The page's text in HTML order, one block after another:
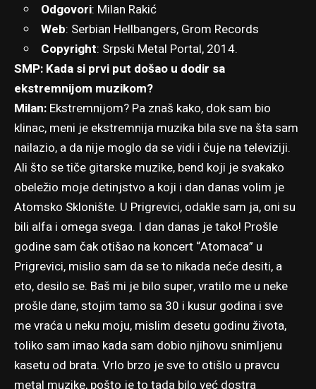
Odgovori: Milan Rakić
Web: Serbian Hellbangers, Grom Records
Copyright: Srpski Metal Portal, 2014.
SMP: Kada si prvi put došao u dodir sa
ekstremnijom muzikom?
Milan: Ekstremnijom? Pa znaš kako, dok sam bio
klinac, meni je ekstremnija muzika bila sve na šta sam
nailazio, a da nije moglo da se vidi i čuje na televiziji.
Ali što se tiče gitarske muzike, bend koji je svakako
obeležio moje detinjstvo a koji i dan danas volim je
Atomsko Sklonište. U Prigrevici, odakle sam ja, oni su
bili alfa i omega svega. I dan danas je tako! Prošle
godine sam čak otišao na koncert “Atomaca” u
Prigrevici, mislio sam da se to nikada neće desiti, a
eto, desilo se. Baš mi je bilo super, vratilo me u neke
prošle dane, stojim tamo sa 30 i kusur godina i sve
me vraća u neku moju, mislim desetu godinu života,
toliko sam imao kada sam dobio njihovu snimljenu
kasetu od brata. Vrlo brzo je sve to otišlo u pravcu
metal muzike, pošto je to tada bilo već dostra